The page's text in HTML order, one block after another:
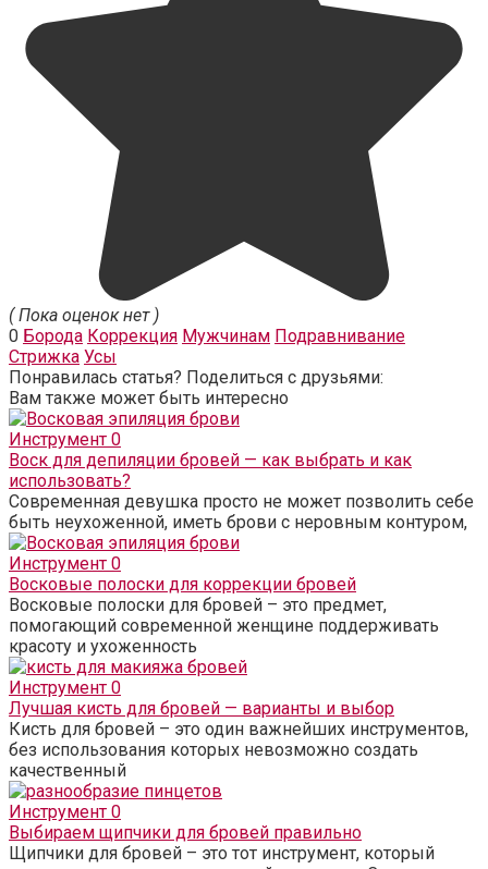
( Пока оценок нет )
0 Борода Коррекция Мужчинам Подравнивание
Стрижка Усы
Понравилась статья? Поделиться с друзьями:
Вам также может быть интересно
Инструмент 0
Воск для депиляции бровей — как выбрать и как
использовать?
Современная девушка просто не может позволить себе
быть неухоженной, иметь брови с неровным контуром,
Инструмент 0
Восковые полоски для коррекции бровей
Восковые полоски для бровей – это предмет,
помогающий современной женщине поддерживать
красоту и ухоженность
Инструмент 0
Лучшая кисть для бровей — варианты и выбор
Кисть для бровей – это один важнейших инструментов,
без использования которых невозможно создать
качественный
Инструмент 0
Выбираем щипчики для бровей правильно
Щипчики для бровей – это тот инструмент, который